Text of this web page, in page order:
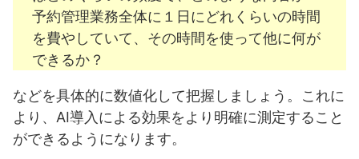
予約管理業務全体に１日にどれくらいの時間
を費やしていて、その時間を使って他に何が
できるか？
などを具体的に数値化して把握しましょう。これに
より、AI導入による効果をより明確に測定すること
ができるようになります。